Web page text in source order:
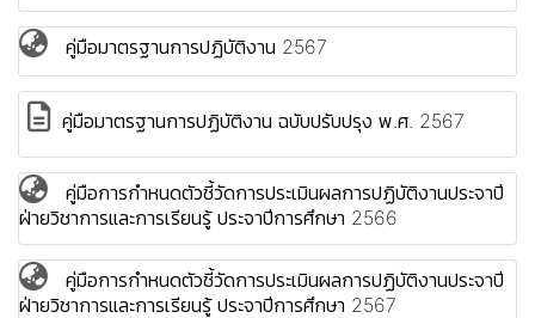
คู่มือมาตรฐานการปฏิบัติงาน 2567
คู่มือมาตรฐานการปฏิบัติงาน ฉบับปรับปรุง พ.ศ. 2567
คู่มือการกำหนดตัวชี้วัดการประเมินผลการปฏิบัติงานประจาปี
ฝ่ายวิชาการและการเรียนรู้ ประจาปีการศึกษา 2566
คู่มือการกำหนดตัวชี้วัดการประเมินผลการปฏิบัติงานประจาปี
ฝ่ายวิชาการและการเรียนรู้ ประจาปีการศึกษา 2567